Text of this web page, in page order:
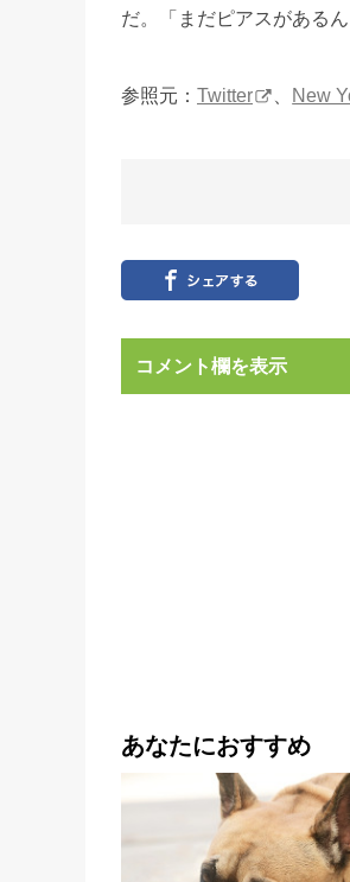
だ。「まだピアスがある
参照元： Twitter New
コメント欄を表示
あなたにおすすめ